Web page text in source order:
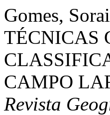
Gomes,
TÉCNICAS
CAMPO
Revista